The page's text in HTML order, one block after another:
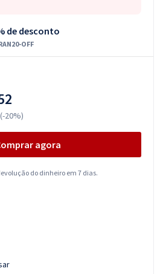
de desconto
OFF
20%)
agora
do dinheiro em 7 dias.